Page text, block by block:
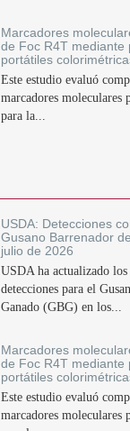
Marcadores
de Foc R4T mediante
portátiles
Este estudio evaluó
marcadores moleculares
para la...
USDA: Detecciones
Gusano Barrenador
julio de 2026
USDA ha actualizado los
detecciones para el
Ganado (GBG) en los...
Marcadores
de Foc R4T mediante
portátiles
Este estudio evaluó
marcadores moleculares